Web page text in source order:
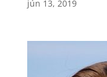
jún 13, 2019